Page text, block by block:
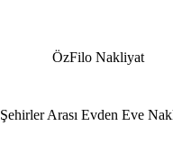
ÖzFilo Nakliyat
Şehirler Arası Evden Eve